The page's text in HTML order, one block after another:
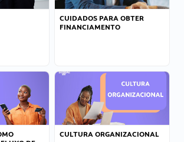
CUIDADOS PARA OBTER
FINANCIAMENTO
CULTURA ORGANIZACIONAL